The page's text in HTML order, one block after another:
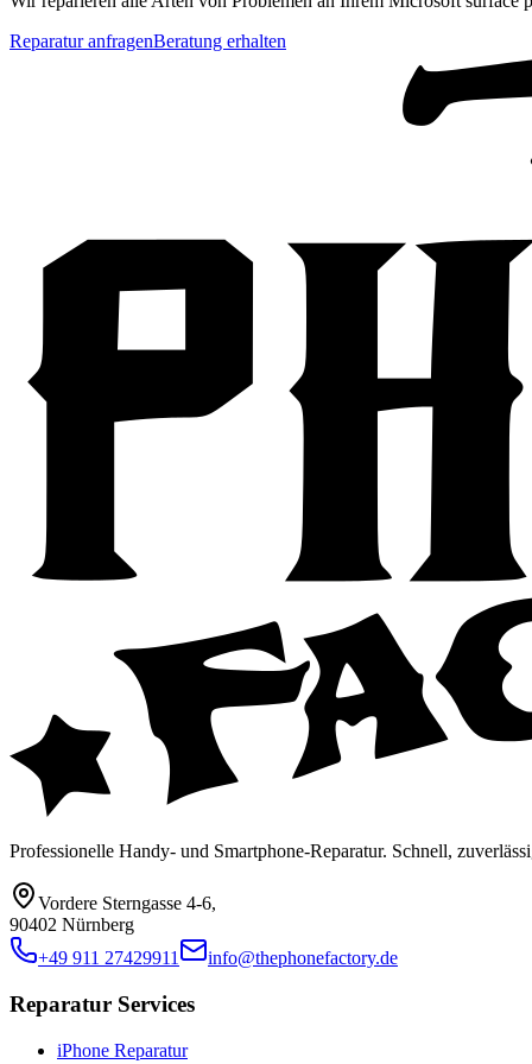
Reparatur anfragenBeratung erhalten
Professionelle Handy- und Smartphone-Reparatur. Schnell,
Vordere Sterngasse 4-6,
90402 Nürnberg
+49 911 27429911
info@thephonefactory.de
Reparatur Services
iPhone Reparatur